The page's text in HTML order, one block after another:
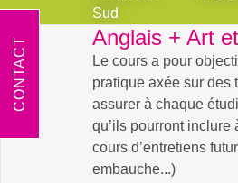
Sud
Anglais + Art
Le cours a pour
pratique axée sur des
assurer à chaque
qu’ils pourront inclure
cours d’entretiens
embauche...)
CONTACT